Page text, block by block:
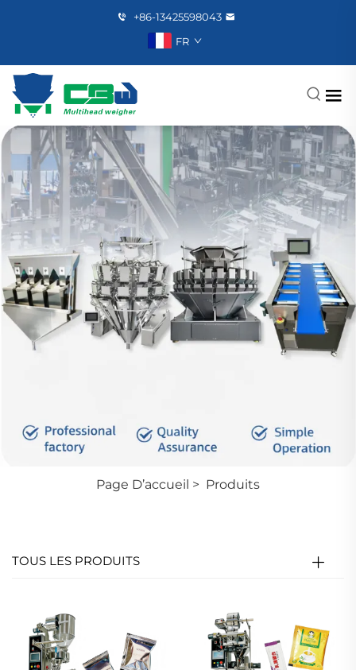
+86-13425598043
FR
Page D’accueil > Produits
TOUS LES PRODUITS